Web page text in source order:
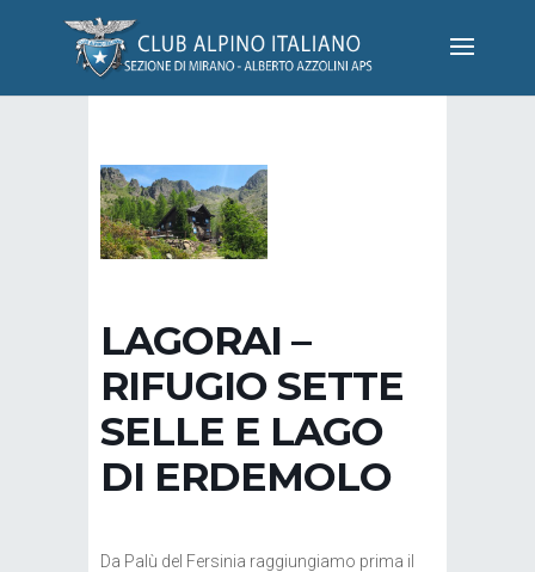
LAGORAI –
RIFUGIO SETTE
SELLE E LAGO
DI ERDEMOLO
Da Palù del Fersinia raggiungiamo prima il